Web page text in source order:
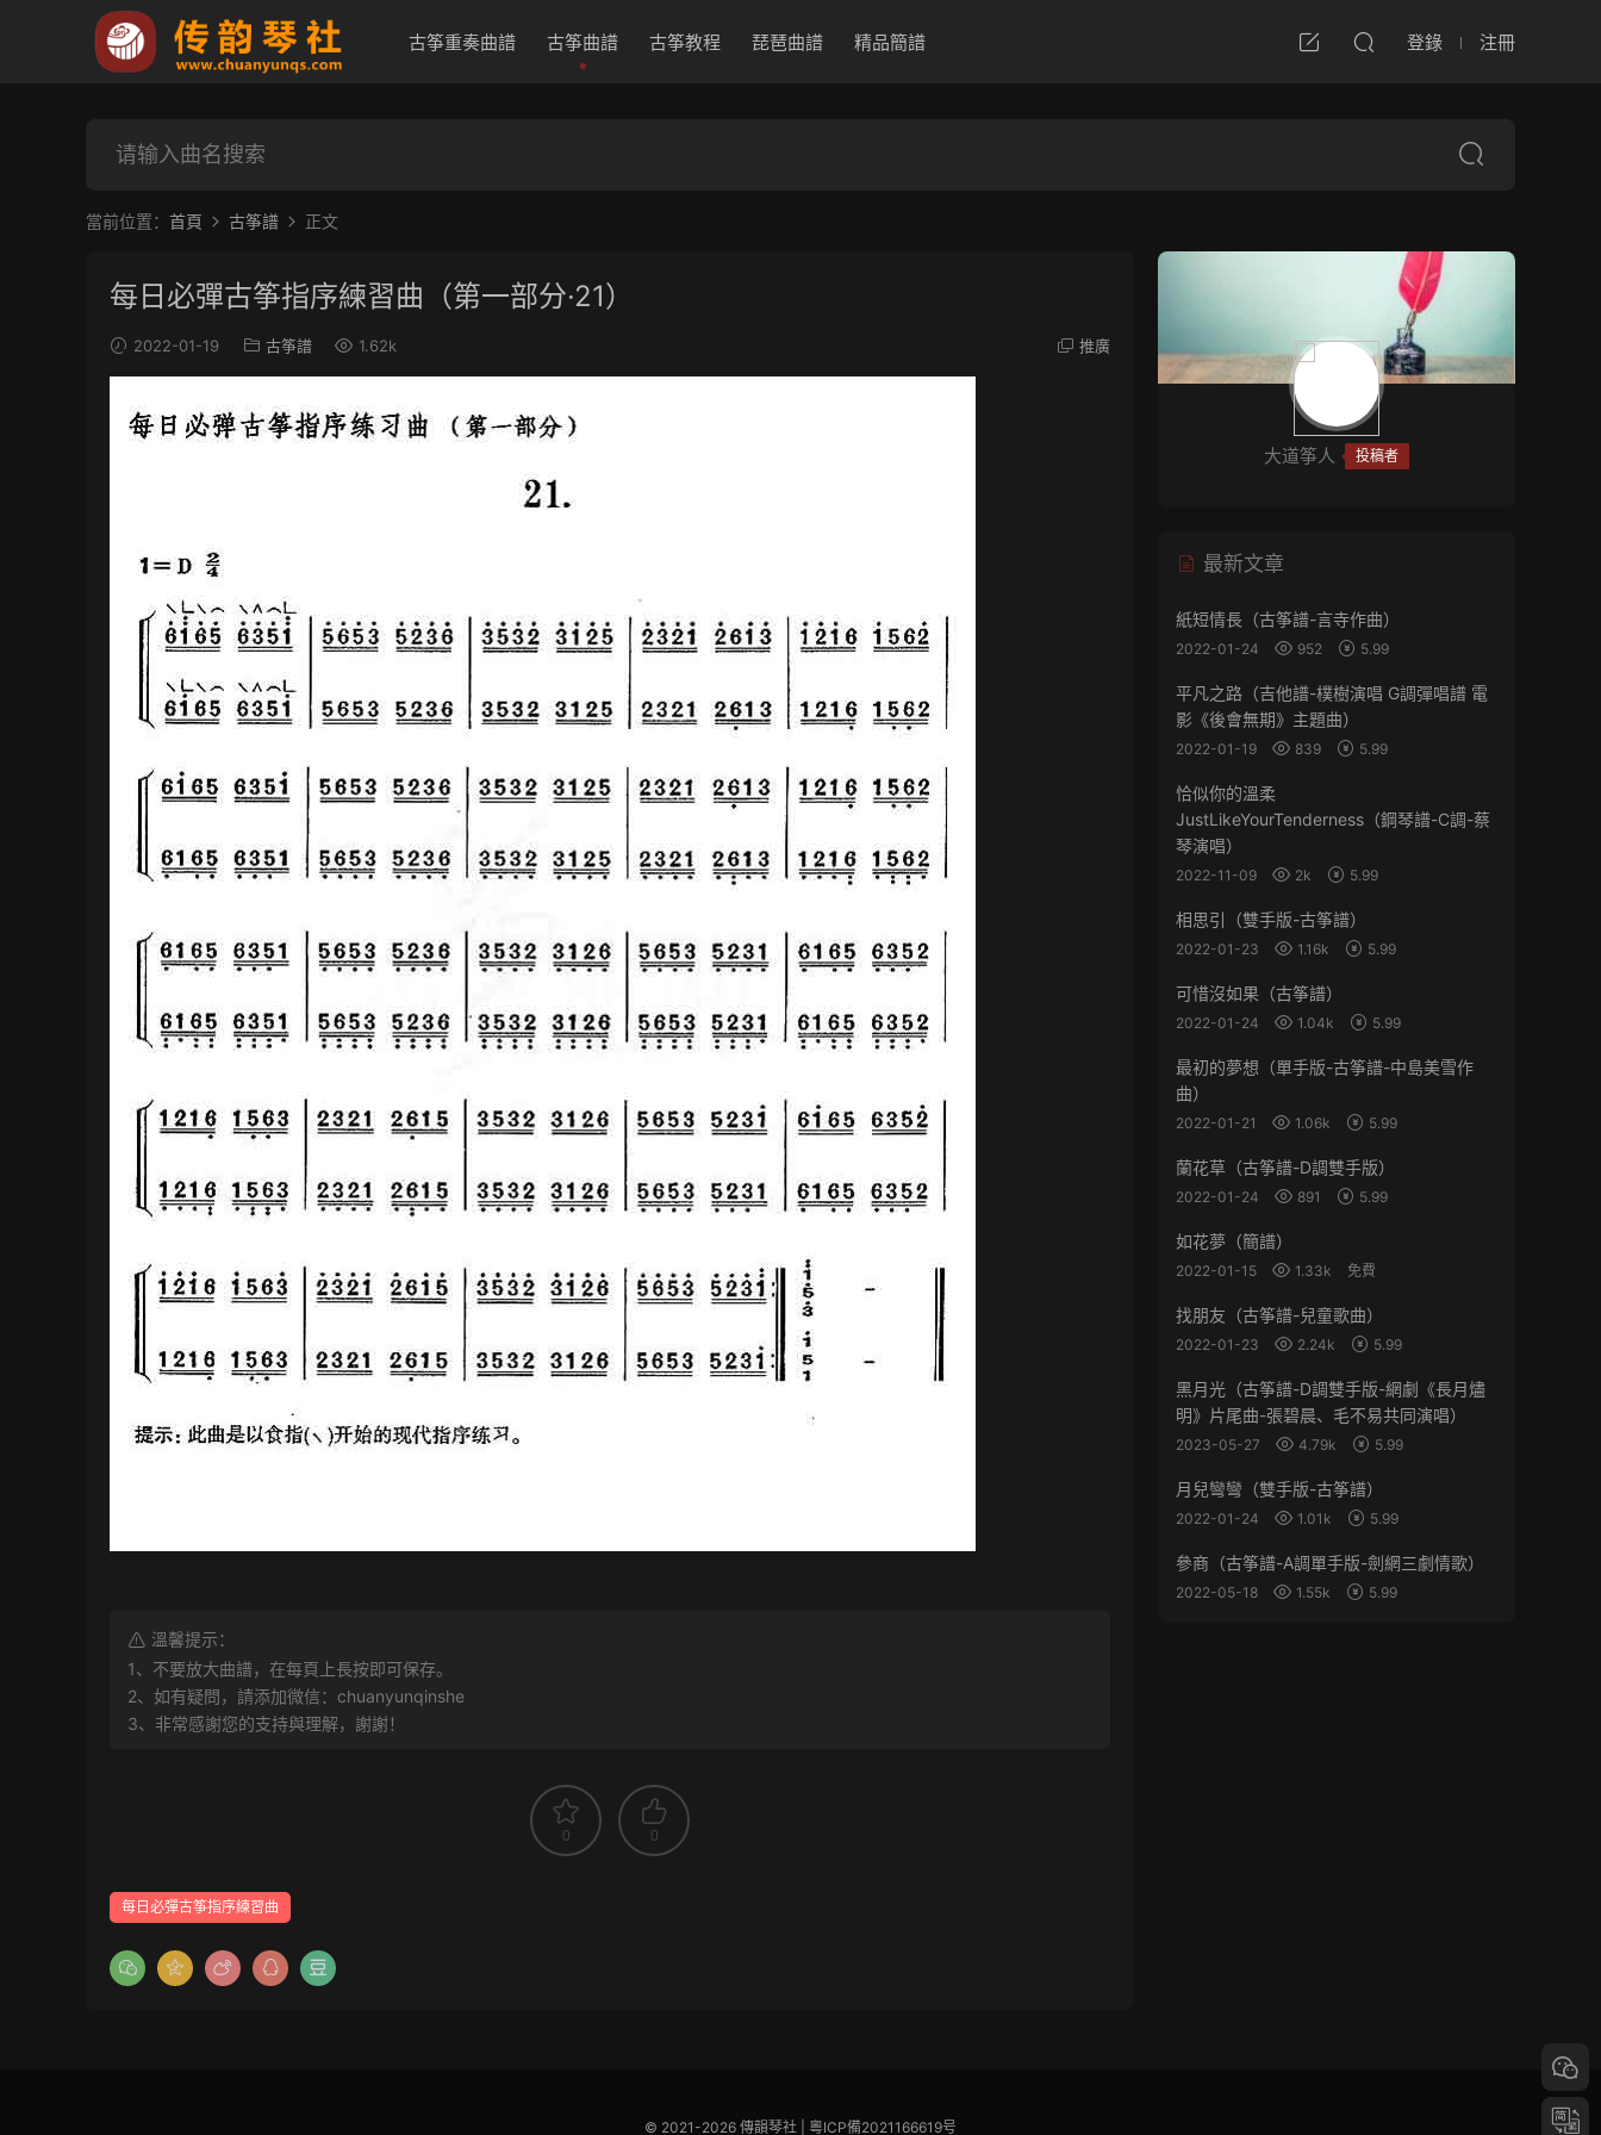
古筝重奏曲譜 古筝曲譜 古筝教程 琵琶曲譜 精品簡譜 登錄 注冊
當前位置： 首頁 古筝譜 正文
每日必彈古筝指序練習曲（第一部分·21）
2022-01-19 古筝譜 1.62k 推廣
溫馨提示：
1、不要放大曲譜，在每頁上長按即可保存。
2、如有疑問，請添加微信：chuanyunqinshe
3、非常感謝您的支持與理解，謝謝！
0 0
每日必彈古筝指序練習曲
大道筝人 投稿者
最新文章
紙短情長（古筝譜-言寺作曲）
2022-01-24 952 5.99
平凡之路（吉他譜-樸樹演唱 G調彈唱譜 電
影《後會無期》主題曲）
2022-01-19 839 5.99
恰似你的溫柔
JustLikeYourTenderness（鋼琴譜-C調-蔡
琴演唱）
2022-11-09 2k 5.99
相思引（雙手版-古筝譜）
2022-01-23 1.16k 5.99
可惜沒如果（古筝譜）
2022-01-24 1.04k 5.99
最初的夢想（單手版-古筝譜-中島美雪作
曲）
2022-01-21 1.06k 5.99
蘭花草（古筝譜-D調雙手版）
2022-01-24 891 5.99
如花夢（簡譜）
2022-01-15 1.33k 免費
找朋友（古筝譜-兒童歌曲）
2022-01-23 2.24k 5.99
黑月光（古筝譜-D調雙手版-網劇《長月燼
明》片尾曲-張碧晨、毛不易共同演唱）
2023-05-27 4.79k 5.99
月兒彎彎（雙手版-古筝譜）
2022-01-24 1.01k 5.99
參商（古筝譜-A調單手版-劍網三劇情歌）
2022-05-18 1.55k 5.99
© 2021-2026 傳韻琴社 | 粵ICP備2021166619号